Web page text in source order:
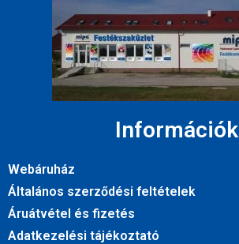
Információk
Webáruház
Általános szerződési feltételek
Áruátvétel és fizetés
Adatkezelési tájékoztató